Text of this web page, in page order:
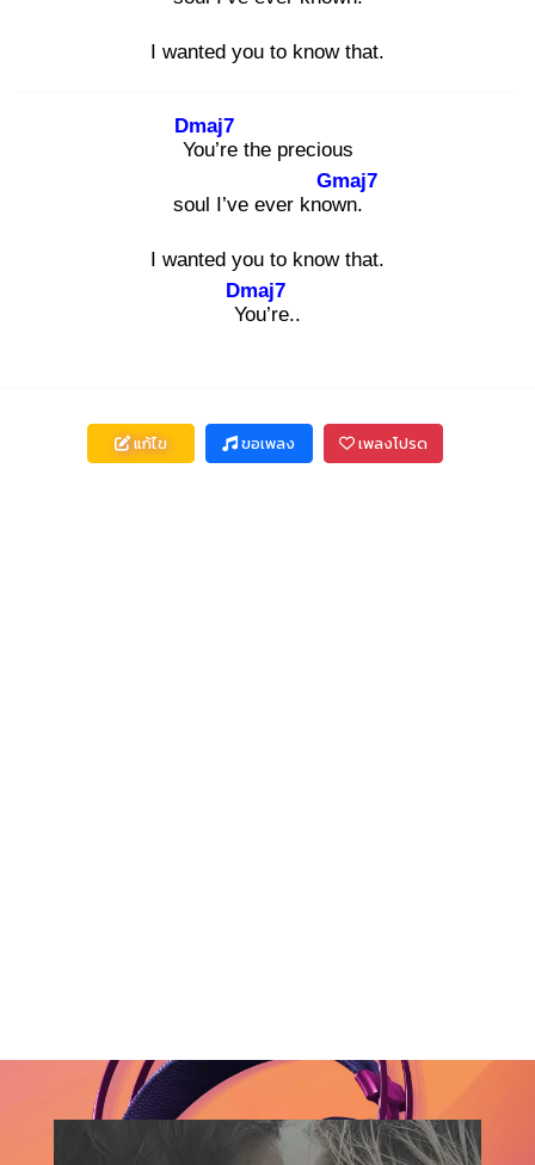
I wanted you to know that.
Yo
Dmaj7
u’re the precious
soul I’ve ever know
Gmaj7
n.
I wanted you to know that.
Yo
Dmaj7
u’re..
แก้ไข ขอเพลง เพลงโปรด